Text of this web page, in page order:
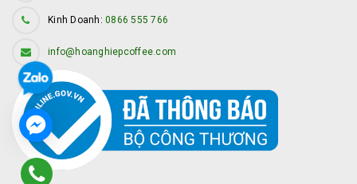
Kinh Doanh: 0866 555 766
info@hoanghiepcoffee.com